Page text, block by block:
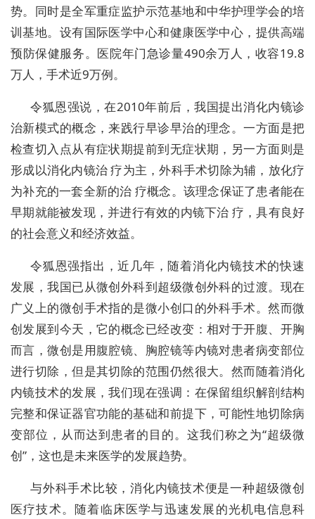
势。同时是全军重症监护示范基地和中华护理学会的培
训基地。设有国际医学中心和健康医学中心，提供高端
预防保健服务。医院年门急诊量490余万人，收容19.8
万人，手术近9万例。
令狐恩强说，在2010年前后，我国提出消化内镜诊
治新模式的概念，来践行早诊早治的理念。一方面是把
检查切入点从有症状期提前到无症状期，另一方面则是
形成以消化内镜治 疗为主，外科手术切除为辅，放化疗
为补充的一套全新的治 疗概念。该理念保证了患者能在
早期就能被发现，并进行有效的内镜下治 疗，具有良好
的社会意义和经济效益。
令狐恩强指出，近几年，随着消化内镜技术的快速
发展，我国已从微创外科到超级微创外科的过渡。现在
广义上的微创手术指的是微小创口的外科手术。然而微
创发展到今天，它的概念已经改变：相对于开腹、开胸
而言，微创是用腹腔镜、胸腔镜等内镜对患者病变部位
进行切除，但是其切除的范围仍然很大。然而随着消化
内镜技术的发展，我们现在强调：在保留组织解剖结构
完整和保证器官功能的基础和前提下，可能性地切除病
变部位，从而达到患者的目的。这我们称之为“超级微
创”，这也是未来医学的发展趋势。
与外科手术比较，消化内镜技术便是一种超级微创
医疗技术。随着临床医学与迅速发展的光机电信息科